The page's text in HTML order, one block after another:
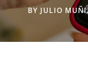
BY JULIO